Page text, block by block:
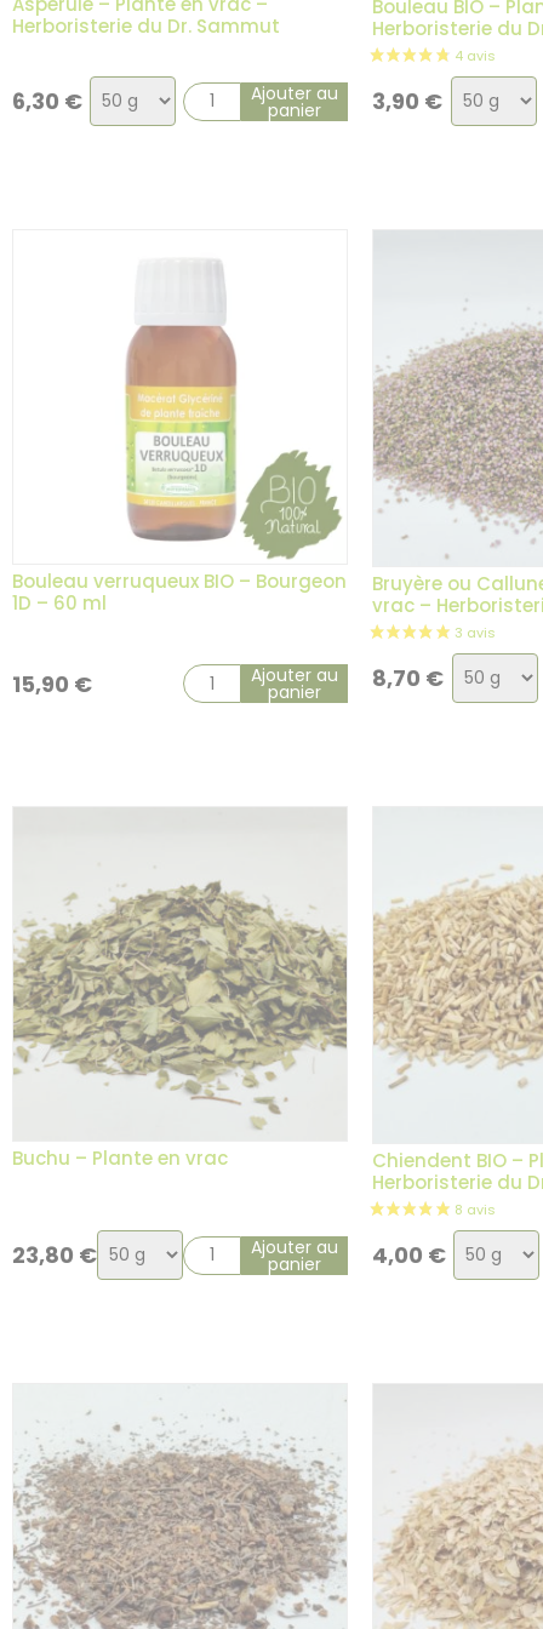
Herboristerie du Dr. Sammut
6,30 €
Choix
de
Ajouter au
panier
Bouleau BIO –
Herboristerie du
3,90 €
Choix
de
Bouleau verruqueux BIO – Bourgeon
1D – 60 ml
15,90 € Ajouter au
panier
Bruyère ou
vrac –
8,70 €
Choix
de
Buchu – Plante en vrac
23,80 €Choix
de
Ajouter au
panier
Chiendent BIO –
Herboristerie du
4,00 €
Choix
de